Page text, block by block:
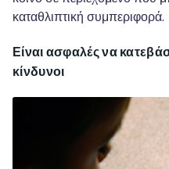
καταθλιπτική συμπεριφορά.
Είναι ασφαλές να
κίνδυνοι